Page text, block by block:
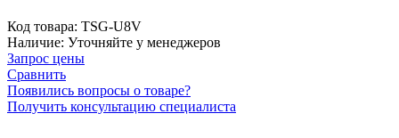
Код товара: TSG-U8V
Наличие: Уточняйте у менеджеров
Запрос цены
Сравнить
Появились вопросы о товаре?
Получить консультацию специалиста